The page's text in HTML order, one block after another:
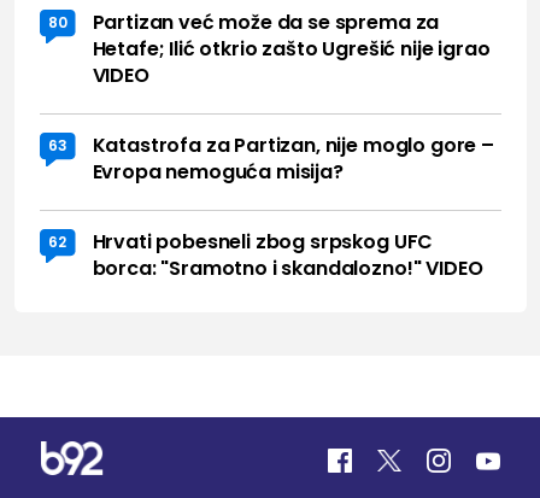
80
Partizan već može da se sprema za
Hetafe; Ilić otkrio zašto Ugrešić nije igrao
VIDEO
63
Katastrofa za Partizan, nije moglo gore –
Evropa nemoguća misija?
62
Hrvati pobesneli zbog srpskog UFC
borca: "Sramotno i skandalozno!" VIDEO